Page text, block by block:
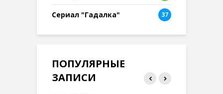
Сериал "Гадалка" 37
ПОПУЛЯРНЫЕ
ЗАПИСИ